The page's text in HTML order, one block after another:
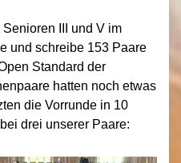
III und V im
und schreibe 153 Paare
Standard der
hatten noch etwas
die Vorrunde in 10
drei unserer Paare: